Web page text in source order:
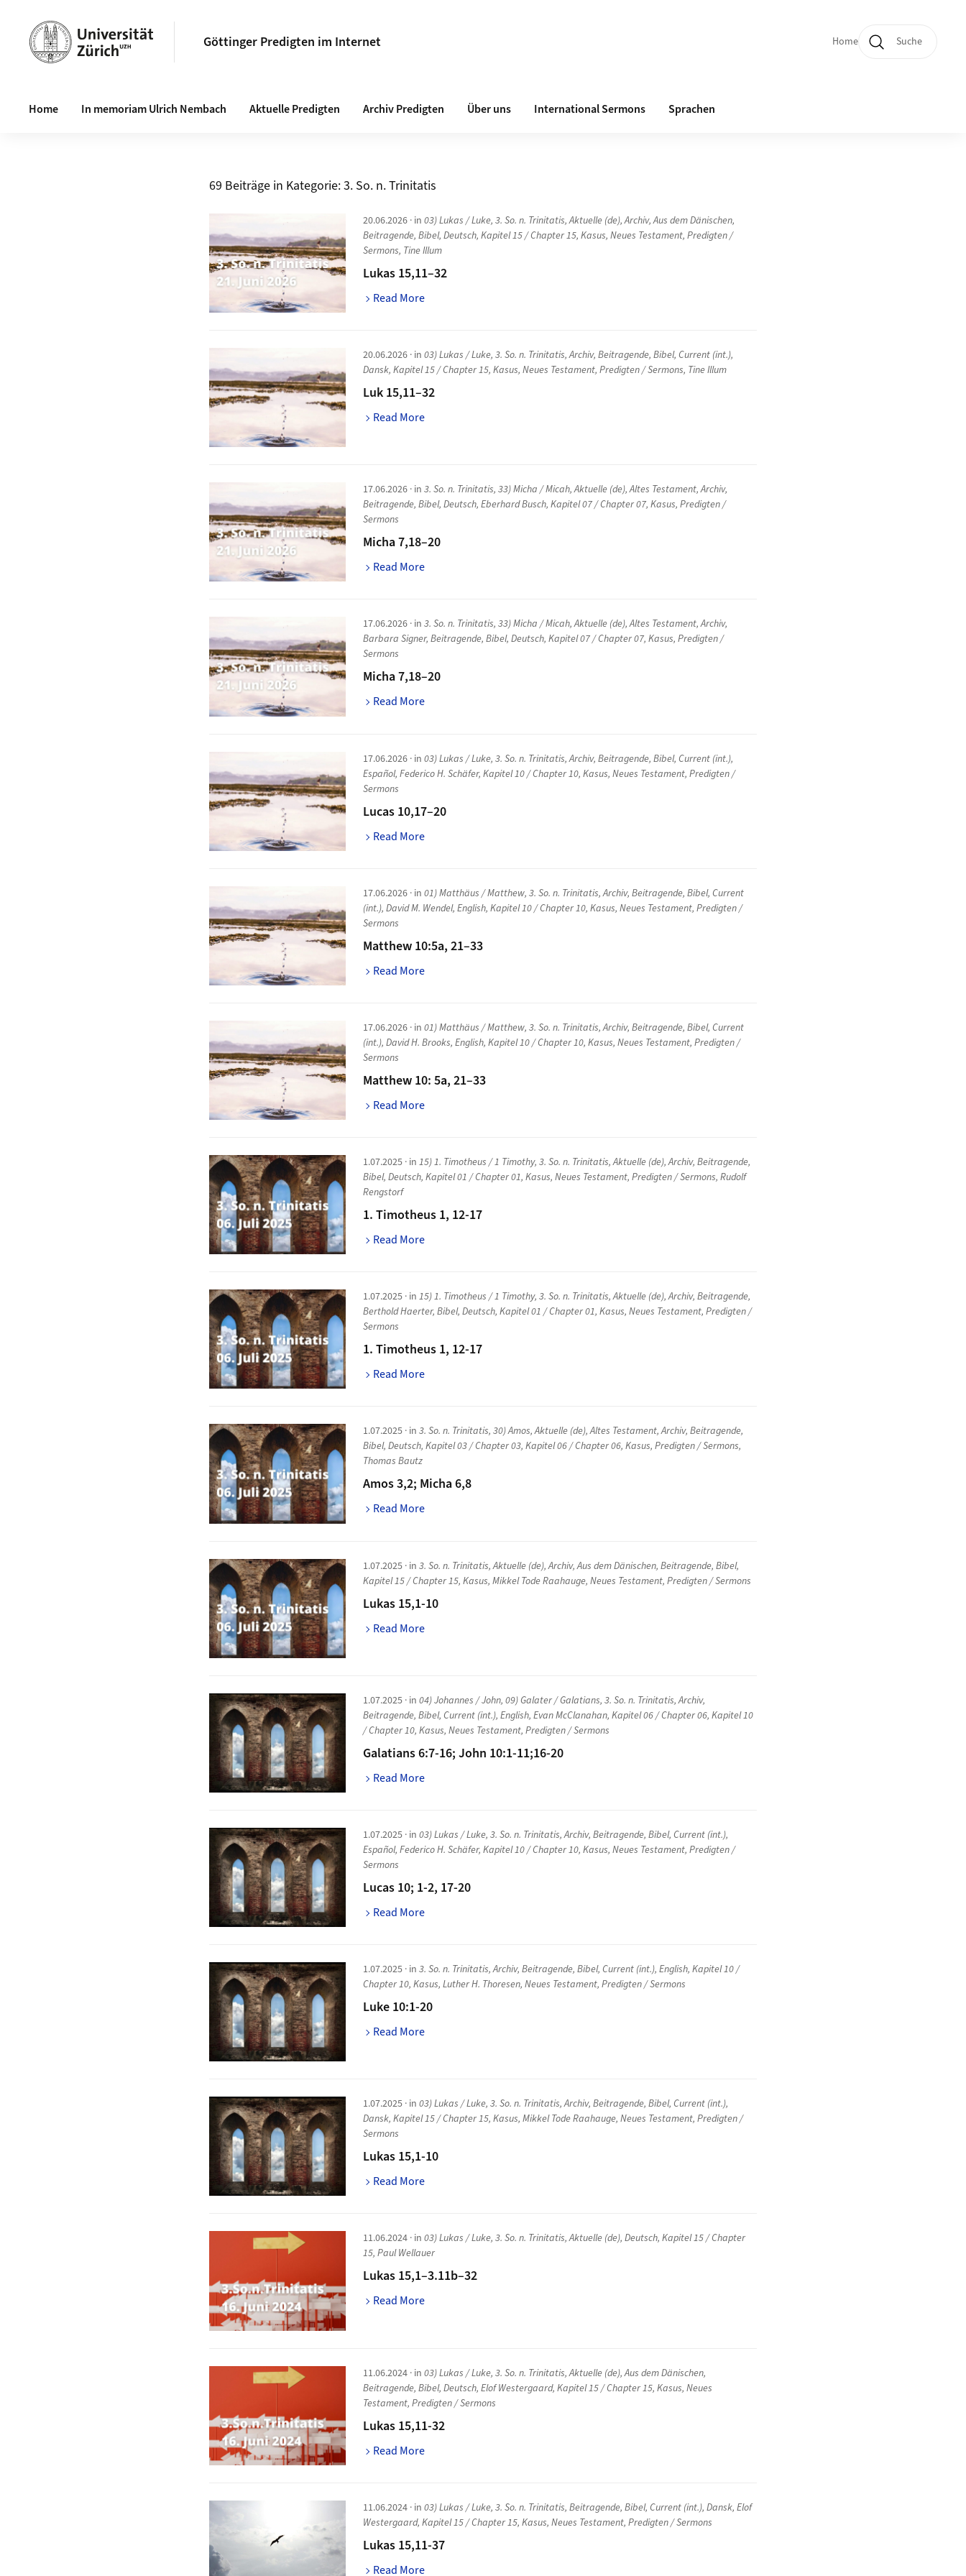
Göttinger Predigten im Internet Quicklinks und
Home Suche
Home In memoriam Ulrich Nembach Aktuelle Predigten Archiv Predigten Über uns International Sermons Sprachen
69 Beiträge in Kategorie:3. So. n. Trinitatis
20.06.2026 · in03) Lukas / Luke,3. So. n. Trinitatis,Aktuelle (de),Archiv,Aus dem Dänischen,
Beitragende,Bibel,Deutsch,Kapitel 15 / Chapter 15,Kasus,Neues Testament,Predigten /
Sermons, Tine Illum
Lukas 15,11–32
Read More
20.06.2026 · in03) Lukas / Luke,3. So. n. Trinitatis,Archiv,Beitragende,Bibel,Current (int.),
Dansk,Kapitel 15 / Chapter 15,Kasus,Neues Testament,Predigten / Sermons, Tine Illum
Luk 15,11–32
Read More
17.06.2026 · in3. So. n. Trinitatis,33) Micha / Micah,Aktuelle (de),Altes Testament,Archiv,
Beitragende,Bibel,Deutsch,Eberhard Busch,Kapitel 07 / Chapter 07,Kasus,Predigten /
Sermons
Micha 7,18–20
Read More
17.06.2026 · in3. So. n. Trinitatis,33) Micha / Micah,Aktuelle (de),Altes Testament,Archiv,
Barbara Signer,Beitragende,Bibel,Deutsch,Kapitel 07 / Chapter 07,Kasus,Predigten /
Sermons
Micha 7,18–20
Read More
17.06.2026 · in03) Lukas / Luke,3. So. n. Trinitatis,Archiv,Beitragende,Bibel,Current (int.),
Español,Federico H. Schäfer,Kapitel 10 / Chapter 10,Kasus,Neues Testament,Predigten /
Sermons
Lucas 10,17–20
Read More
17.06.2026 · in01) Matthäus / Matthew,3. So. n. Trinitatis,Archiv,Beitragende,Bibel,Current
(int.),David M. Wendel,English,Kapitel 10 / Chapter 10,Kasus,Neues Testament,Predigten /
Sermons
Matthew 10:5a, 21–33
Read More
17.06.2026 · in01) Matthäus / Matthew,3. So. n. Trinitatis,Archiv,Beitragende,Bibel,Current
(int.),David H. Brooks,English,Kapitel 10 / Chapter 10,Kasus,Neues Testament,Predigten /
Sermons
Matthew 10: 5a, 21–33
Read More
1.07.2025 · in15) 1. Timotheus / 1 Timothy,3. So. n. Trinitatis,Aktuelle (de),Archiv,Beitragende,
Bibel,Deutsch,Kapitel 01 / Chapter 01,Kasus,Neues Testament,Predigten / Sermons,Rudolf
Rengstorf
1. Timotheus 1, 12-17
Read More
1.07.2025 · in15) 1. Timotheus / 1 Timothy,3. So. n. Trinitatis,Aktuelle (de),Archiv,Beitragende,
Berthold Haerter,Bibel,Deutsch,Kapitel 01 / Chapter 01,Kasus,Neues Testament,Predigten /
Sermons
1. Timotheus 1, 12-17
Read More
1.07.2025 · in3. So. n. Trinitatis,30) Amos,Aktuelle (de),Altes Testament,Archiv,Beitragende,
Bibel,Deutsch,Kapitel 03 / Chapter 03,Kapitel 06 / Chapter 06,Kasus,Predigten / Sermons,
Thomas Bautz
Amos 3,2; Micha 6,8
Read More
1.07.2025 · in3. So. n. Trinitatis,Aktuelle (de),Archiv,Aus dem Dänischen,Beitragende,Bibel,
Kapitel 15 / Chapter 15,Kasus,Mikkel Tode Raahauge,Neues Testament,Predigten / Sermons
Lukas 15,1-10
Read More
1.07.2025 · in04) Johannes / John,09) Galater / Galatians,3. So. n. Trinitatis,Archiv,
Beitragende,Bibel,Current (int.),English,Evan McClanahan,Kapitel 06 / Chapter 06,Kapitel 10
/ Chapter 10,Kasus,Neues Testament,Predigten / Sermons
Galatians 6:7-16; John 10:1-11;16-20
Read More
1.07.2025 · in03) Lukas / Luke,3. So. n. Trinitatis,Archiv,Beitragende,Bibel,Current (int.),
Español,Federico H. Schäfer,Kapitel 10 / Chapter 10,Kasus,Neues Testament,Predigten /
Sermons
Lucas 10; 1-2, 17-20
Read More
1.07.2025 · in3. So. n. Trinitatis,Archiv,Beitragende,Bibel,Current (int.),English,Kapitel 10 /
Chapter 10,Kasus,Luther H. Thoresen,Neues Testament,Predigten / Sermons
Luke 10:1-20
Read More
1.07.2025 · in03) Lukas / Luke,3. So. n. Trinitatis,Archiv,Beitragende,Bibel,Current (int.),
Dansk,Kapitel 15 / Chapter 15,Kasus,Mikkel Tode Raahauge,Neues Testament,Predigten /
Sermons
Lukas 15,1-10
Read More
11.06.2024 · in03) Lukas / Luke,3. So. n. Trinitatis,Aktuelle (de),Deutsch,Kapitel 15 / Chapter
15,Paul Wellauer
Lukas 15,1–3.11b–32
Read More
11.06.2024 · in03) Lukas / Luke,3. So. n. Trinitatis,Aktuelle (de),Aus dem Dänischen,
Beitragende,Bibel,Deutsch,Elof Westergaard,Kapitel 15 / Chapter 15,Kasus,Neues
Testament,Predigten / Sermons
Lukas 15,11-32
Read More
11.06.2024 · in03) Lukas / Luke,3. So. n. Trinitatis,Beitragende,Bibel,Current (int.),Dansk,Elof
Westergaard,Kapitel 15 / Chapter 15,Kasus,Neues Testament,Predigten / Sermons
Lukas 15,11-37
Read More